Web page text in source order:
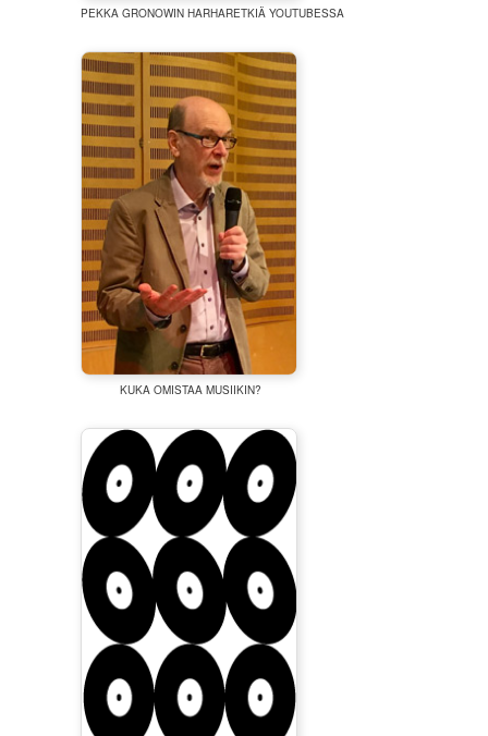
PEKKA GRONOWIN HARHARETKIÄ YOUTUBESSA
KUKA OMISTAA MUSIIKIN?